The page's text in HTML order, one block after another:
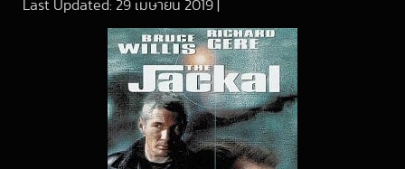
Last Updated: 29 เมษายน 2019